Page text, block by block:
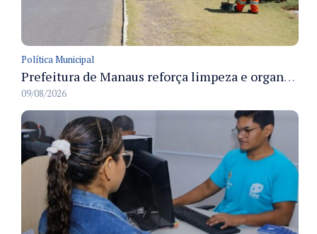
Política Municipal
Prefeitura de Manaus reforça limpeza e organização dos cemiterios municipais para receber famílias no Dia dos Pais
09/08/2026